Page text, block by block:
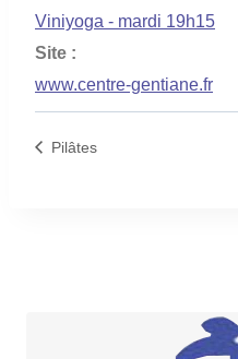
Viniyoga - mardi 19h15
Site :
www.centre-gentiane.fr
Pilâtes